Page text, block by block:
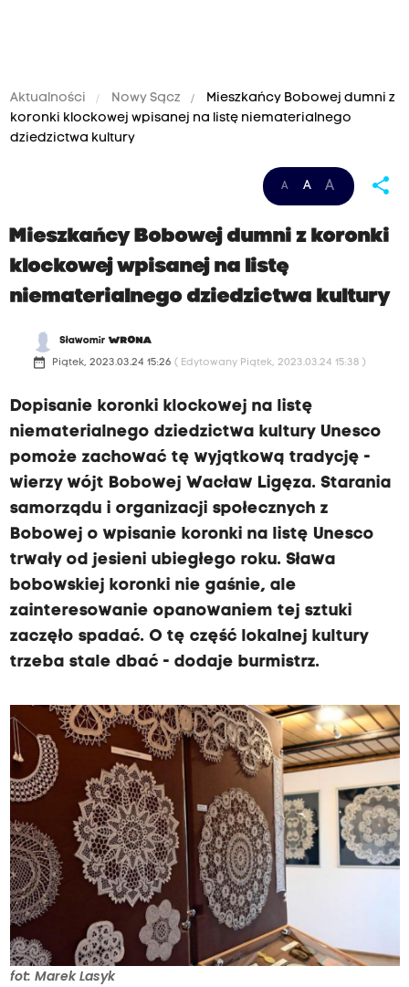
Aktualności Nowy Sącz
Mieszkańcy Bobowej dumni z
koronki klockowej wpisanej na listę niematerialnego
dziedzictwa kultury
A A A share
Mieszkańcy Bobowej dumni z koronki
klockowej wpisanej na listę
niematerialnego dziedzictwa kultury
SławomirWRONA
date_range Piątek, 2023.03.24 15:26 ( Edytowany Piątek, 2023.03.24 15:38 )
Dopisanie koronki klockowej na listę
niematerialnego dziedzictwa kultury Unesco
pomoże zachować tę wyjątkową tradycję -
wierzy wójt Bobowej Wacław Ligęza. Starania
samorządu i organizacji społecznych z
Bobowej o wpisanie koronki na listę Unesco
trwały od jesieni ubiegłego roku. Sława
bobowskiej koronki nie gaśnie, ale
zainteresowanie opanowaniem tej sztuki
zaczęło spadać. O tę część lokalnej kultury
trzeba stale dbać - dodaje burmistrz.
fot: Marek Lasyk